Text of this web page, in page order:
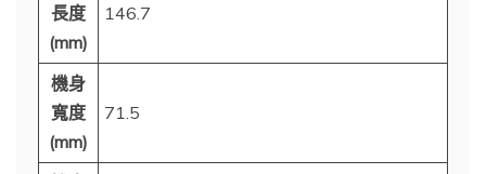
長度
(mm)
146.7
機身
寬度
(mm)
71.5